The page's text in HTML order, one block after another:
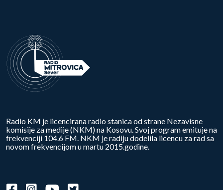
Radio KM je licencirana radio stanica od strane Nezavisne
komisije za medije (NKM) na Kosovu. Svoj program emituje na
frekvenciji 104.6 FM. NKM je radiju dodelila licencu za rad sa
novom frekvencijom u martu 2015.godine.